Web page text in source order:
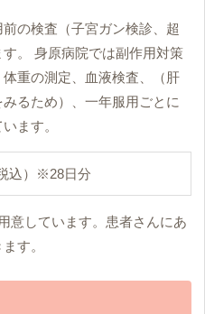
の検査（子宮ガン検診、超
。 身原病院では副作用対策
重の測定、血液検査、（肝
るため）、一年服用ごとに
ます。
込）※28日分
意しています。患者さんにあ
す。